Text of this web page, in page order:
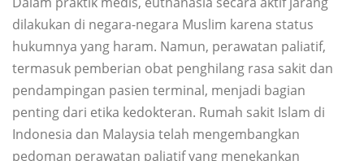
dilakukan di negara-negara Muslim karena status
hukumnya yang haram. Namun, perawatan paliatif,
termasuk pemberian obat penghilang rasa sakit dan
pendampingan pasien terminal, menjadi bagian
penting dari etika kedokteran. Rumah sakit Islam di
Indonesia dan Malaysia telah mengembangkan
pedoman perawatan paliatif yang menekankan